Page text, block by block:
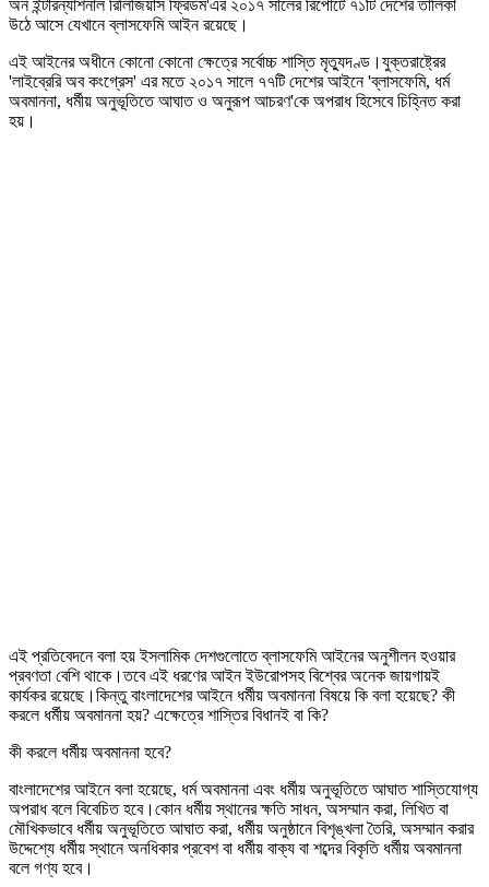
অন ইন্টারন্যাশনাল রিলিজিয়াস ফ্রিডম'এর ২০১৭ সালের রিপোর্টে ৭১টি দেশের তালিকা
উঠে আসে যেখানে ব্লাসফেমি আইন রয়েছে।
এই আইনের অধীনে কোনো কোনো ক্ষেত্রে সর্বোচ্চ শাস্তি মৃত্যুদণ্ড।যুক্তরাষ্ট্রের
'লাইব্রেরি অব কংগ্রেস' এর মতে ২০১৭ সালে ৭৭টি দেশের আইনে 'ব্লাসফেমি, ধর্ম
অবমাননা, ধর্মীয় অনুভূতিতে আঘাত ও অনুরূপ আচরণ'কে অপরাধ হিসেবে চিহ্নিত করা
হয়।
এই প্রতিবেদনে বলা হয় ইসলামিক দেশগুলোতে ব্লাসফেমি আইনের অনুশীলন হওয়ার
প্রবণতা বেশি থাকে।তবে এই ধরণের আইন ইউরোপসহ বিশ্বের অনেক জায়গায়ই
কার্যকর রয়েছে।কিন্তু বাংলাদেশের আইনে ধর্মীয় অবমাননা বিষয়ে কি বলা হয়েছে? কী
করলে ধর্মীয় অবমাননা হয়? এক্ষেত্রে শাস্তির বিধানই বা কি?
কী করলে ধর্মীয় অবমাননা হবে?
বাংলাদেশের আইনে বলা হয়েছে, ধর্ম অবমাননা এবং ধর্মীয় অনুভূতিতে আঘাত শাস্তিযোগ্য
অপরাধ বলে বিবেচিত হবে।কোন ধর্মীয় স্থানের ক্ষতি সাধন, অসম্মান করা, লিখিত বা
মৌখিকভাবে ধর্মীয় অনুভূতিতে আঘাত করা, ধর্মীয় অনুষ্ঠানে বিশৃঙ্খলা তৈরি, অসম্মান করার
উদ্দেশ্যে ধর্মীয় স্থানে অনধিকার প্রবেশ বা ধর্মীয় বাক্য বা শব্দের বিকৃতি ধর্মীয় অবমাননা
বলে গণ্য হবে।